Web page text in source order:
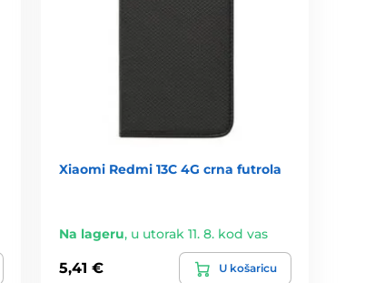
Xiaomi Redmi 13C 4G crna futrola
Na lageru, u utorak 11. 8. kod vas
5,41 € U košaricu